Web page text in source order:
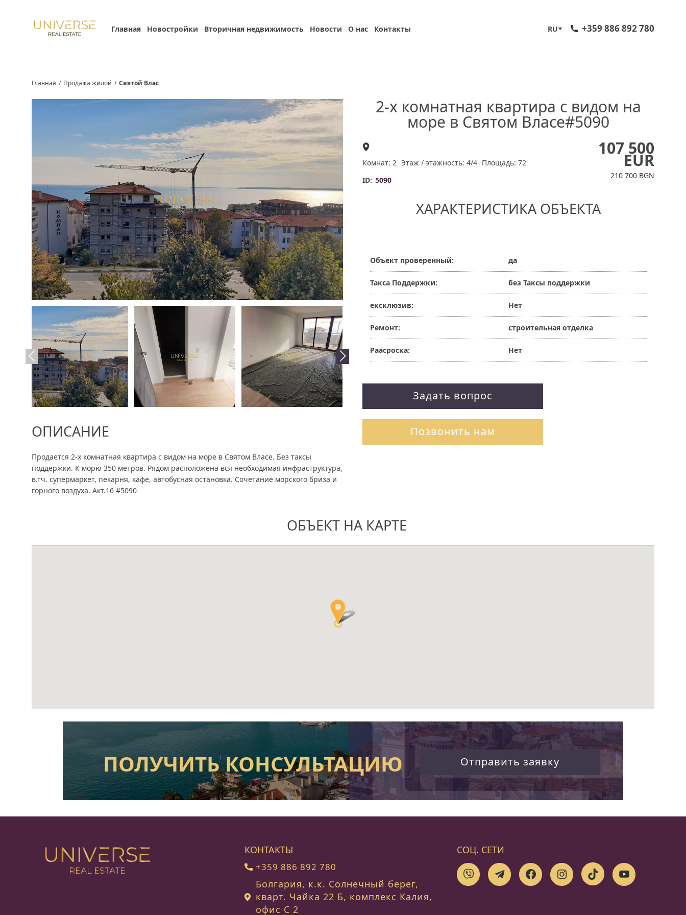
Главная Новостройки Вторичная недвижимость Новости О нас Контакты RU +359 886 892 780
Главная / Продажа жилой / Святой Влас
ОПИСАНИЕ
Продается 2-х комнатная квартира с видом на море в Святом Власе. Без таксы
поддержки. К морю 350 метров. Рядом расположена вся необходимая инфраструктура,
в.тч. супермаркет, пекарня, кафе, автобусная остановка. Сочетание морского бриза и
горного воздуха. Акт.16 #5090
2-х комнатная квартира с видом на
море в Святом Власе#5090
Комнат: 2 Этаж / этажность: 4/4 Площадь: 72
ID: 5090
107 500
EUR
210 700 BGN
ХАРАКТЕРИСТИКА ОБЪЕКТА
Объект проверенный: да
Такса Поддержки: без Таксы поддержки
ексклюзив: Нет
Ремонт: строительная отделка
Раасроска: Нет
Задать вопрос
Позвонить нам
ОБЪЕКТ НА КАРТЕ
ПОЛУЧИТЬ КОНСУЛЬТАЦИЮ Отправить заявку
КОНТАКТЫ
+359 886 892 780
Болгария, к.к. Солнечный берег,
кварт. Чайка 22 Б, комплекс Калия,
офис C 2
СОЦ. СЕТИ